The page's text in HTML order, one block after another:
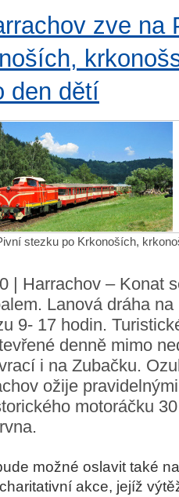
zve na
den dětí
stezku po Krkonoších,
| Harrachov – Konat
Lanová dráha
9- 17 hodin.
denně mimo
i na Zubačku.
ožije
motoráčku
možné oslavit také
akce, jejíž